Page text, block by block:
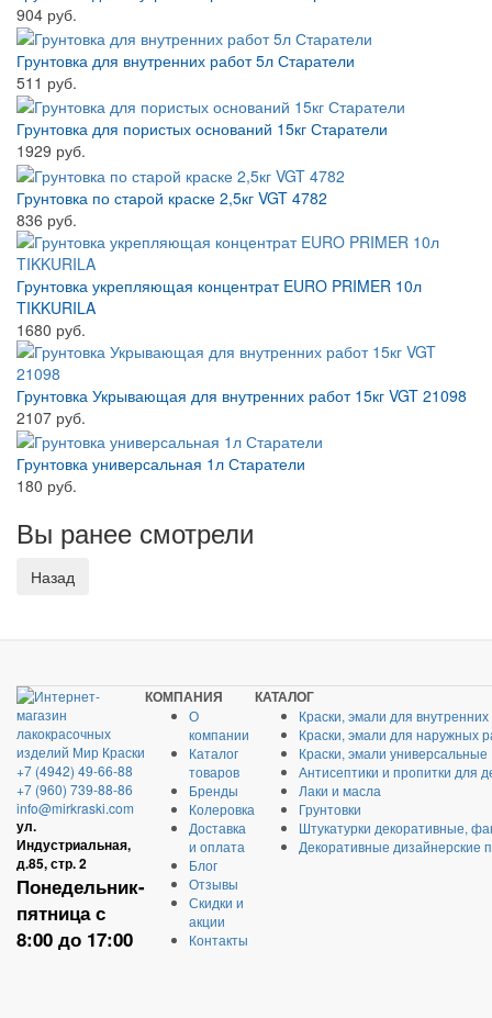
904 руб.
Грунтовка для внутренних работ 5л Старатели
511 руб.
Грунтовка для пористых оснований 15кг Старатели
1929 руб.
Грунтовка по старой краске 2,5кг VGT 4782
836 руб.
Грунтовка укрепляющая концентрат EURO PRIMER 10л
TIKKURILA
1680 руб.
Грунтовка Укрывающая для внутренних работ 15кг VGT 21098
2107 руб.
Грунтовка универсальная 1л Старатели
180 руб.
Вы ранее смотрели
+7 (4942) 49-66-88
+7 (960) 739-88-86
info@mirkraski.com
ул.
Индустриальная,
д.85, стр. 2
Понедельник-
пятница с
8:00 до 17:00
КОМПАНИЯ
О
компании
Каталог
товаров
Бренды
Колеровка
Доставка
и оплата
Блог
Отзывы
Скидки и
акции
Контакты
КАТАЛОГ
Краски, эмали для
Краски, эмали для наружных
Краски, эмали универсальные
Антисептики и пропитки для
Лаки и масла
Грунтовки
Штукатурки декоративные,
Декоративные дизайнерские